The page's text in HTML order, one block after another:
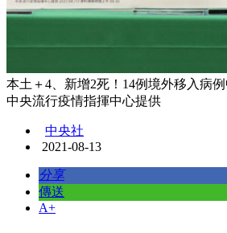
本土＋4、新增2死！14例境外移入病例
中央流行疫情指揮中心提供
中央社
2021-08-13
分享
傳送
A+